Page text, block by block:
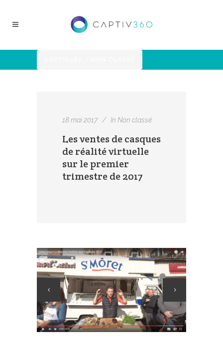
18 mai 2017 In Non classé
Les ventes de casques
de réalité virtuelle
sur le premier
trimestre de 2017